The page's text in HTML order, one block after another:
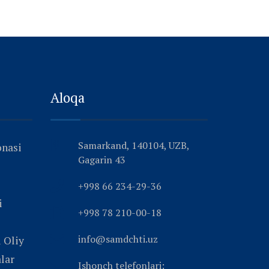
Oliy
Aloqa
Samarkand, 140104, UZB,
Gagarin 43
+998 66 234-29-36
+998 78 210-00-18
info@samdchti.uz
Ishonch telefonlari: